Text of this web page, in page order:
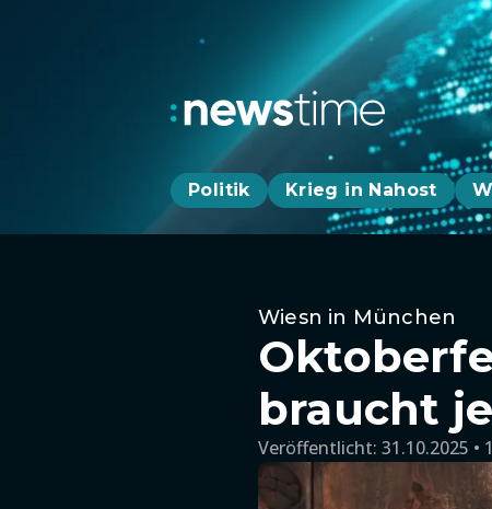
Politik Krieg in Nahost
Wiesn in München
braucht
Veröffentlicht: 31.10.2025 •